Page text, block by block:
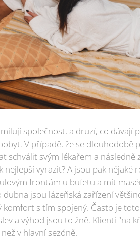
společnost, a druzí, co dávají
V případě, že se dlouhodobě
schválit svým lékařem a následně
vyrazit? A jsou pak nějaké
frontám u bufetu a mít
jsou lázeňská zařízení
komfort s tím spojený. Často je
a výhod jsou to žně. Klienti "na
v hlavní sezóně.